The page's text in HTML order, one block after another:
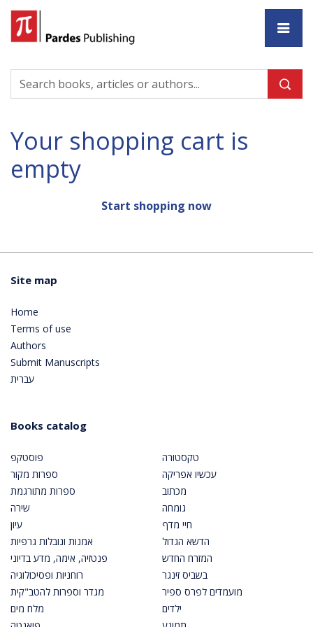
Your shopping cart is
empty
Start shopping now
Site map
Home
Terms of use
Authors
Submit Manuscripts
עברית
Books catalog
פוסטקפ
ספרות מקור
ספרות מתורגמת
שירה
עיון
אמנות ונובלות גרפיות
פנטזיה, אימה, מדע בדיוני
רוחניות ופסיכולוגיה
מגדר וספרות להטב"קית
מלח מים
טקסטורה
עכשיו אפריקה
מכתוב
גומחה
חיי מדף
הדשא הגדול
המזרח החדש
בשביס זינגר
מועמדים לפרס ספיר
ילדים